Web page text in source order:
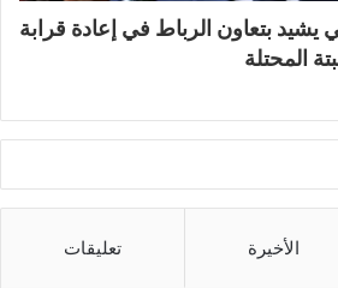
يشيد بتعاون الرباط في إعادة قرابة
الأخيرة تعليقات